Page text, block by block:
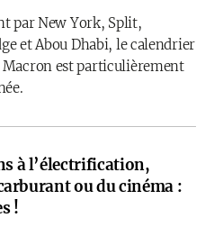
par New York, Split,
et Abou Dhabi, le calendrier
est particulièrement
à l’électrification,
ou du cinéma :
!